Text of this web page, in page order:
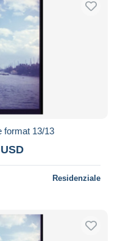
format 13/13
Residenziale